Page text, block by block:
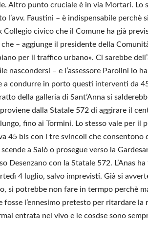
Altro punto cruciale è in via Mortari. Lo
l’avv. Faustini – è indispensabile perchè
Collegio civico che il Comune ha già
che – aggiunge il presidente della
per il traffico urbano». Ci sarebbe
nascondersi – e l’assessore Parolini lo
a condurre in porto questi interventi da
della galleria di Sant’Anna si
dalla Statale 572 di aggirare il
fino ai Tormini. Lo stesso vale per il
45 bis con i tre svincoli che consentono
a Salò o prosegue verso la
Desenzano con la Statale 572. L’Anas
4 luglio, salvo imprevisti. Già si
si potrebbe non fare in termpo perchè
l’ennesimo pretesto per ritardare la
entrata nel vivo e le cosdse sono